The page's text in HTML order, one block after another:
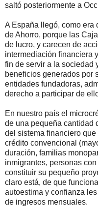
saltó posteriormente a
A España llegó, como era
de Ahorro, porque las
de lucro, y carecen de
intermediación financiera
fin de servir a la sociedad
beneficios generados por
entidades fundadoras,
derecho a participar de
En nuestro país el
de una pequeña cantidad
del sistema financiero
crédito convencional
duración, familias
inmigrantes, personas
constituir su pequeño
claro está, de que
autoestima y confianza
de ingresos mensuales.